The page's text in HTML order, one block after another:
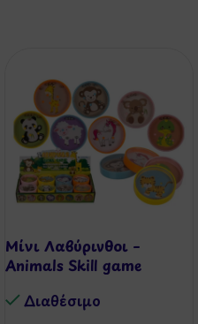
Μίνι Λαβύρινθοι –
Animals Skill game
Διαθέσιμo